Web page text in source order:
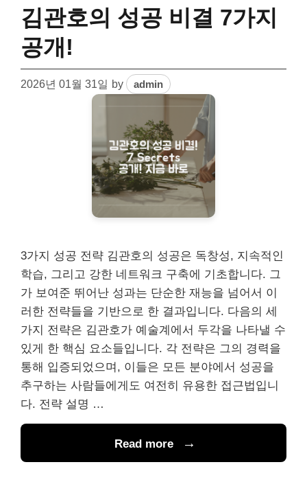
김관호의 성공 비결 7가지
공개!
2026년 01월 31일 by admin
3가지 성공 전략 김관호의 성공은 독창성, 지속적인
학습, 그리고 강한 네트워크 구축에 기초합니다. 그
가 보여준 뛰어난 성과는 단순한 재능을 넘어서 이
러한 전략들을 기반으로 한 결과입니다. 다음의 세
가지 전략은 김관호가 예술계에서 두각을 나타낼 수
있게 한 핵심 요소들입니다. 각 전략은 그의 경력을
통해 입증되었으며, 이들은 모든 분야에서 성공을
추구하는 사람들에게도 여전히 유용한 접근법입니
다. 전략 설명 …
Read more